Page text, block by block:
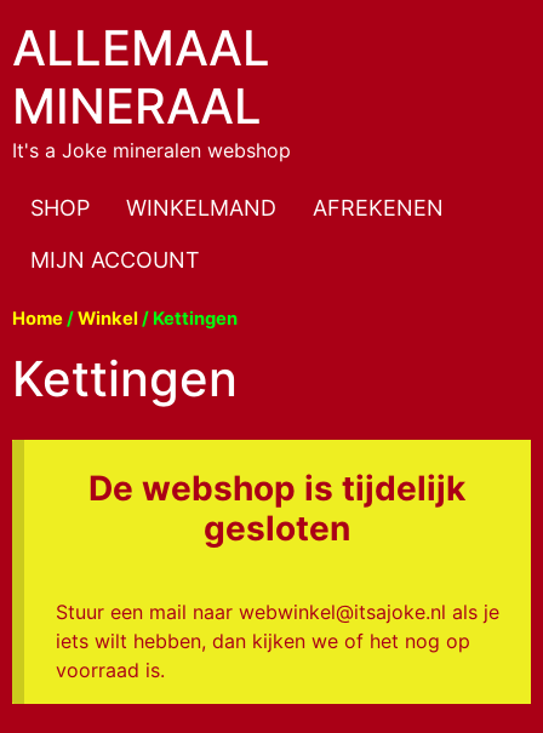
ALLEMAAL
MINERAAL
It's a Joke mineralen webshop
SHOP WINKELMAND AFREKENEN
MIJN ACCOUNT
Home/Winkel / Kettingen
Kettingen
De webshop is tijdelijk
gesloten
Stuur een mail naar webwinkel@itsajoke.nl als je
iets wilt hebben, dan kijken we of het nog op
voorraad is.